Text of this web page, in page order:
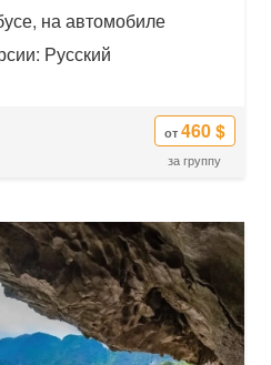
на автомобиле
Русский
от 460 $
за группу